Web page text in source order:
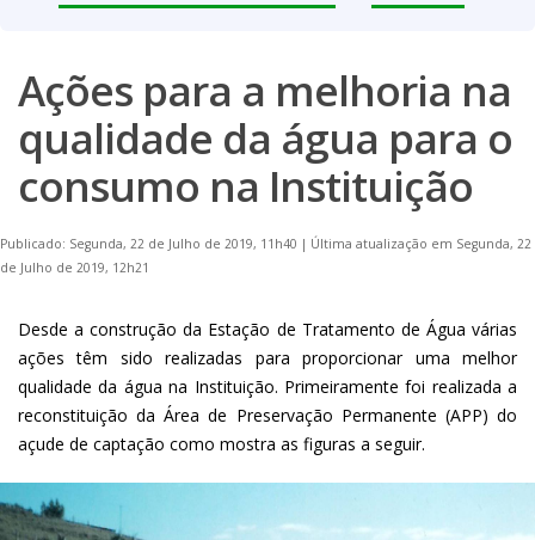
Ações para a melhoria na
qualidade da água para o
consumo na Instituição
Publicado: Segunda, 22 de Julho de 2019, 11h40 | Última atualização em Segunda, 22
de Julho de 2019, 12h21
Desde a construção da Estação de Tratamento de Água várias
ações têm sido realizadas para proporcionar uma melhor
qualidade da água na Instituição. Primeiramente foi realizada a
reconstituição da Área de Preservação Permanente (APP) do
açude de captação como mostra as figuras a seguir.